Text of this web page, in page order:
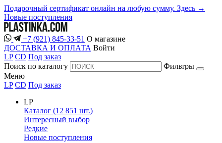
Подарочный сертификат онлайн на любую сумму. Здесь →
Новые поступления
+7 (921) 845-33-51 О магазине
ДОСТАВКА И ОПЛАТА Войти
LP CD Под заказ
Поиск по каталогу
Фильтры
Меню
LP CD Под заказ
LP
Каталог (12 851 шт.)
Интересный выбор
Редкие
Новые поступления